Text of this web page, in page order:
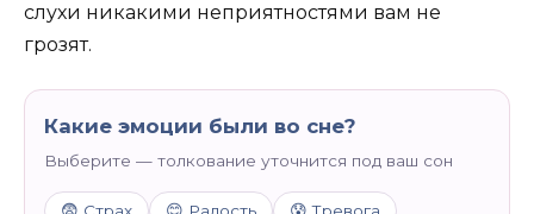
слухи никакими неприятностями вам не
грозят.
Какие эмоции были во сне?
Выберите — толкование уточнится под ваш сон